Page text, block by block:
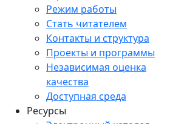
Режим работы
Стать читателем
Контакты и структура
Проекты и программы
Независимая оценка
качества
Доступная среда
Ресурсы